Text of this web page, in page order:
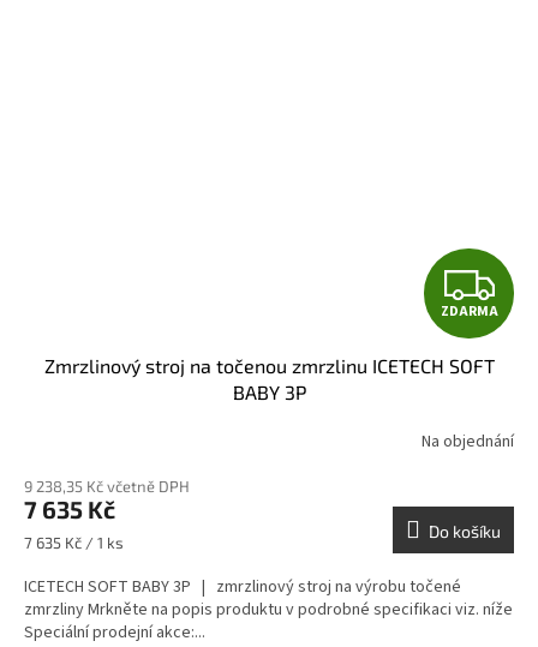
Z
D
R
A
ZDARMA
Zmrzlinový stroj na točenou zmrzlinu ICETECH SOFT
BABY 3P
Na objednání
9 238,35 Kč včetně DPH
7 635 Kč
Měrná
7 635 Kč / 1 ks
Do košíku
ICETECH SOFT BABY 3P | zmrzlinový stroj na výrobu točené
zmrzliny Mrkněte na popis produktu v podrobné specifikaci viz. níže
Speciální prodejní akce:...